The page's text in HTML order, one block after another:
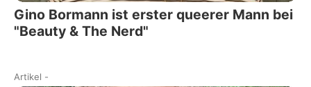
Gino Bormann ist erster queerer Mann bei
"Beauty & The Nerd"
Artikel -